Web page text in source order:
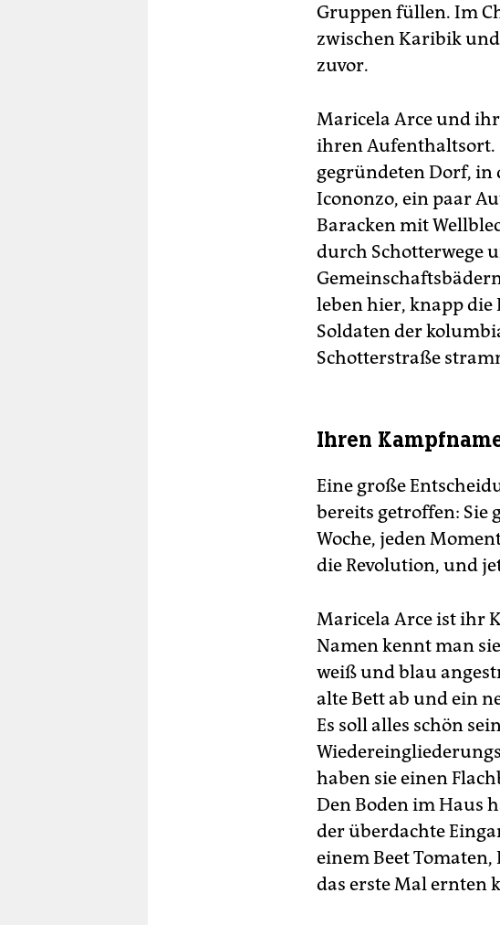
Gruppen füllen. Im
zwischen Karibik
zuvor.
Maricela Arce und
ihren Aufenthaltsort.
gegründeten Dorf, in
Icononzo, ein paar
Baracken mit
durch Schotterwege
leben hier, knapp die
Soldaten der
Schotterstraße
Ihren
Eine große
bereits getroffen: Sie
Woche, jeden
die Revolution, und
Maricela Arce ist ihr
Namen kennt man
weiß und blau
alte Bett ab und ein
Es soll alles schön
haben sie einen
Den Boden im Haus
der überdachte
einem Beet
das erste Mal ernten